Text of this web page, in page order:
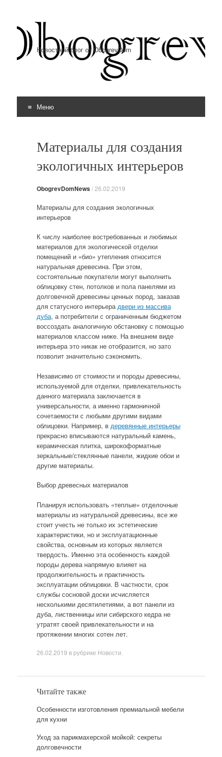
Новостной блог от ObogrevDom
Меню
Материалы для создания
экологичных интерьеров
ObogrevDomNews/26.02.2019
Материалы для создания экологичных
интерьеров
К числу наиболее востребованных и любимых
материалов для экологической отделки
помещений и «био» утепления относится
натуральная древесина. При этом,
состоятельные покупатели могут выполнить
облицовку стен, потолков и пола панелями из
долговечной древесины ценных пород, заказав
для статусного интерьерадвери из массива
дуба, а потребители с ограниченным бюджетом
воссоздать аналогичную обстановку с помощью
материалов классом ниже. На внешнем виде
интерьера это никак не отобразится, но зато
позволит значительно сэкономить.
Независимо от стоимости и породы древесины,
используемой для отделки, привлекательность
данного материала заключается в
универсальности, а именно гармоничной
сочетаемости с любыми другими видами
облицовки. Например, в деревянные интерьеры
прекрасно вписываются натуральный камень,
керамическая плитка, широкоформатные
зеркальные/стеклянные панели, жидкие обои и
другие материалы.
Выбор древесных материалов
Планируя использовать «теплые» отделочные
материалы из натуральной древесины, все же
стоит учесть не только их эстетические
характеристики, но и эксплуатационные
свойства, основным из которых является
твердость. Именно эта особенность каждой
породы дерева напрямую влияет на
продолжительность и практичность
эксплуатации облицовки. В частности, срок
службы сосновой доски исчисляется
несколькими десятилетиями, а вот панели из
дуба, лиственницы или сибирского кедра не
утратят своей привлекательности и на
протяжении многих сотен лет.
26.02.2019 в рубрике Новости
Читайте также
Особенности изготовления премиальной мебели
для кухни
Уход за парикмахерской мойкой: секреты
долговечности